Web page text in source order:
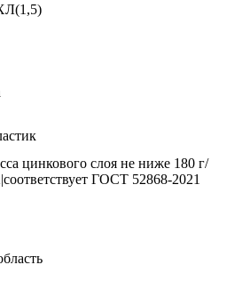
цинкового слоя не ниже 180 г/
ГОСТ 52868-2021